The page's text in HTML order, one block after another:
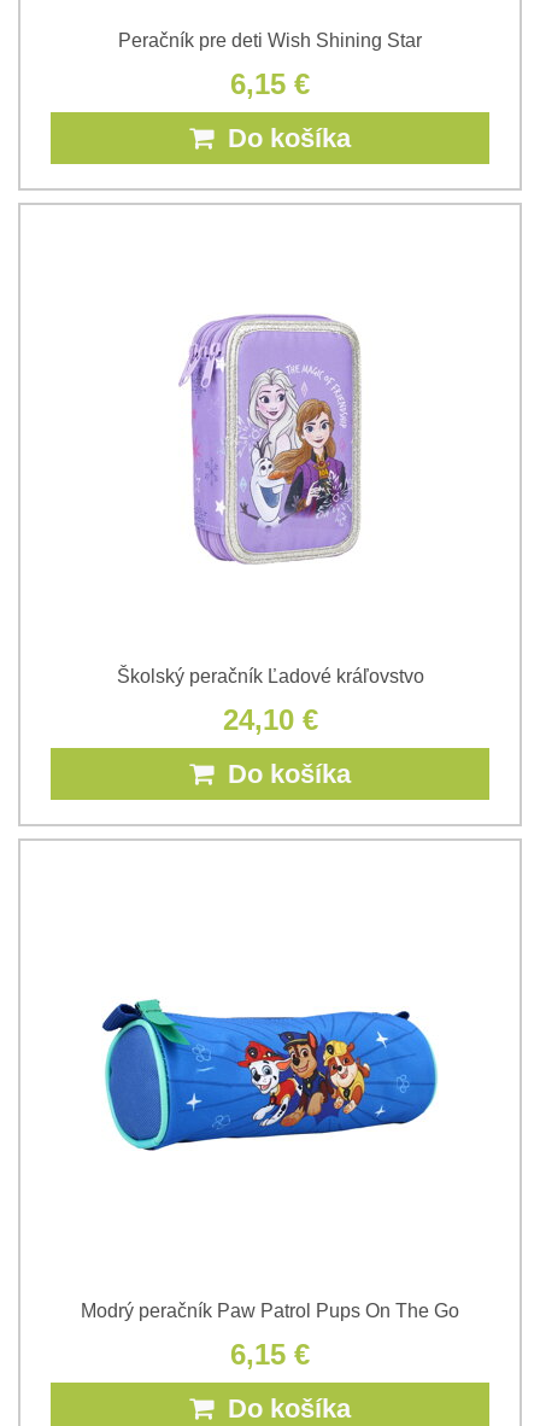
Peračník pre deti Wish Shining Star
6,15 €
Do košíka
Školský peračník Ľadové kráľovstvo
24,10 €
Do košíka
Modrý peračník Paw Patrol Pups On The Go
6,15 €
Do košíka